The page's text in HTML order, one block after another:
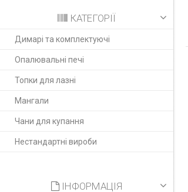
КАТЕГОРІЇ
Димарі та комплектуючі
Опалювальні печі
Топки для лазні
Мангали
Чани для купання
Нестандартні вироби
ІНФОРМАЦІЯ